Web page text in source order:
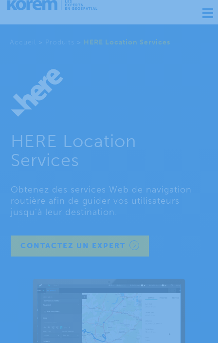
Accueil > Produits > HERE Location Services
HERE Location
Services
Obtenez des services Web de navigation
routière afin de guider vos utilisateurs
jusqu'à leur destination.
CONTACTEZ UN EXPERT